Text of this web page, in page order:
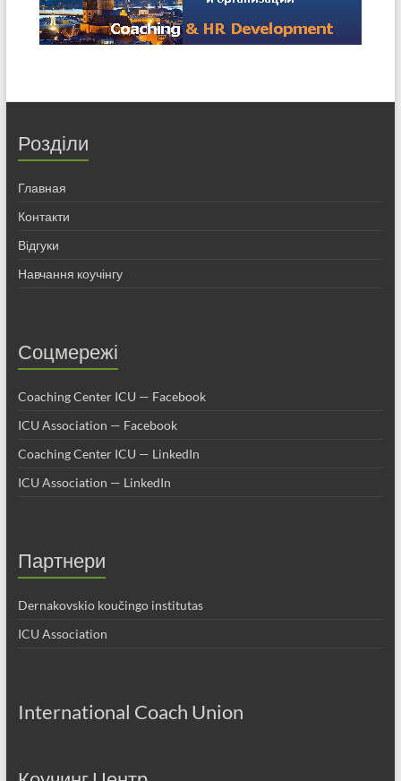
Розділи
Главная
Контакти
Відгуки
Навчання коучінгу
Соцмережі
Coaching Center ICU — Facebook
ICU Association — Facebook
Coaching Center ICU — LinkedIn
ICU Association — LinkedIn
Партнери
Dernakovskio koučingo institutas
ICU Association
International Coach Union